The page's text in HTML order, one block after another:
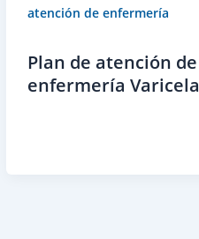
atención de enfermería
Plan de atención de
enfermería Varicela